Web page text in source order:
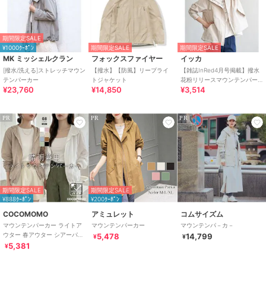
期間限定SALE
¥1000ｸｰﾎﾟﾝ
MK ミッシェルクラン
[撥水/洗える]ストレッチマウン
テンパーカー
¥23,760
期間限定SALE
フォックスファイヤー
【撥水】【防風】リープライ
トジャケット
¥14,850
期間限定SALE
イッカ
【雑誌InRed4月号掲載】撥水
花粉リリースマウンテンパー
カー【親子コーデ】
¥3,514
PR
期間限定SALE
¥888ｸｰﾎﾟﾝ
COCOMOMO
マウンテンパーカー ライトア
ウター 春アウター シアーパー
カー レディース アウター ブル
¥5,381
PR
期間限定SALE
¥200ｸｰﾎﾟﾝ
アミュレット
マウンテンパーカー
¥5,478
PR
コムサイズム
マウンテンパ－カ－
¥14,799